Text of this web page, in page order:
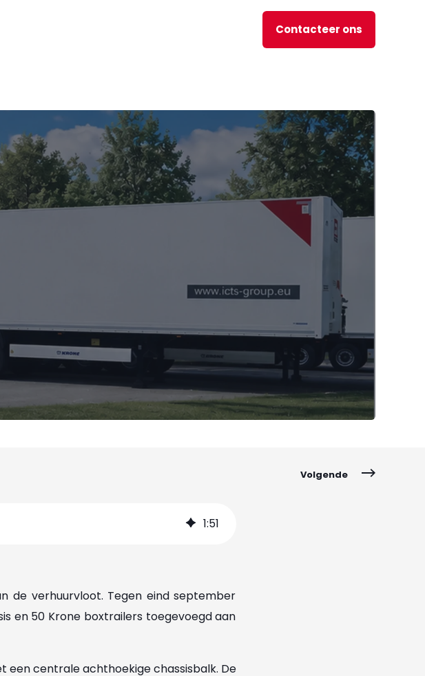
Contacteer ons
Volgende
1:51
de verhuurvloot. Tegen eind september
en 50 Krone boxtrailers toegevoegd aan
een centrale achthoekige chassisbalk. De